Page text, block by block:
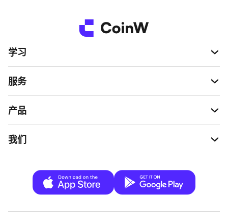
块链不仅可以追踪余额，还可以充当去中心化计算机，运行
这一理念催生了智能合约，使低信任金融系统、数字所有权
（NFT）、自治组织（DAO）以及无需中心化运营方的复杂
多步骤应用成为可能。
主要贡献与影响
享全球执行环境
。整个产业——DeFi 借贷、去中心化交易
以太坊还率先推出了诸如 ERC-20（同质化代币）和 ERC-
可以像积木一样彼此交互，加速整个生态系统的创新。
学习
服务
产品
我们